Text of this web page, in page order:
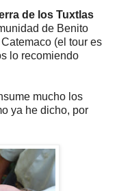
de los Tuxtlas
de Benito
(el tour es
lo recomiendo
mucho los
ya he dicho, por